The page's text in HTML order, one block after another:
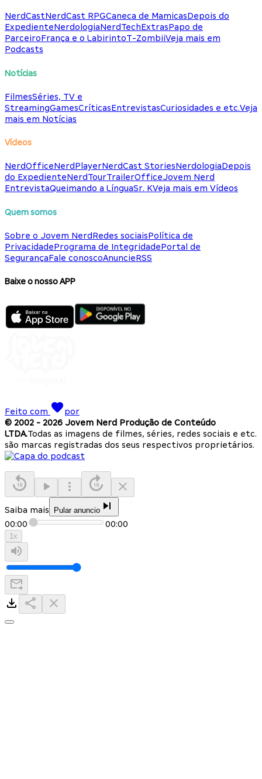
NerdCastNerdCast RPGCaneca de MamicasDepois do
ExpedienteNerdologiaNerdTechExtrasPapo de
ParceiroFrança e o LabirintoT-ZombiiVeja mais em
Podcasts
Notícias
FilmesSéries, TV e
StreamingGamesCríticasEntrevistasCuriosidades e etc.Veja
mais em Notícias
Vídeos
NerdOfficeNerdPlayerNerdCast StoriesNerdologiaDepois
do ExpedienteNerdTourTrailerOfficeJovem Nerd
EntrevistaQueimando a LínguaSr. KVeja mais em Vídeos
Quem somos
Sobre o Jovem NerdRedes sociaisPolítica de
PrivacidadePrograma de IntegridadePortal de
SegurançaFale conoscoAnuncieRSS
Baixe o nosso APP
Feito com
por
© 2002 - 2026 Jovem Nerd Produção de Conteúdo
LTDA.Todas as imagens de filmes, séries, redes sociais e etc.
são marcas registradas dos seus respectivos proprietários.
Saiba mais Pular anuncio
00:00 00:00
1x